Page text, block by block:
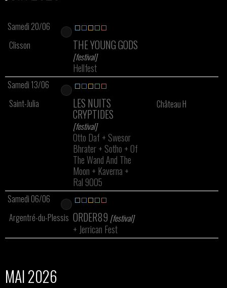
Samedi 20/06
Clisson
THE YOUNG GODS
[festival]
Hellfest
Samedi 13/06
Saint-Julia
LES NUITS
CRYPTIDES
[festival]
Otto Daf + Swesor
Bhrater+ Sotho + Of
The Wand And The
Moon + Kaverna +
Ral 9005
Château H
Samedi 06/06
Argentré-du-Plessis ORDER89 [festival]
+ Jerrican Fest
MAI 2026